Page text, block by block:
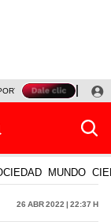
BOYS JORGE
MUNDO
26 Abr 2022 | 22:37 h